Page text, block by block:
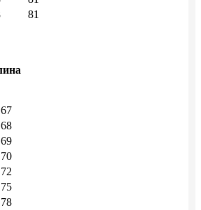
81
67
68
69
70
72
75
78